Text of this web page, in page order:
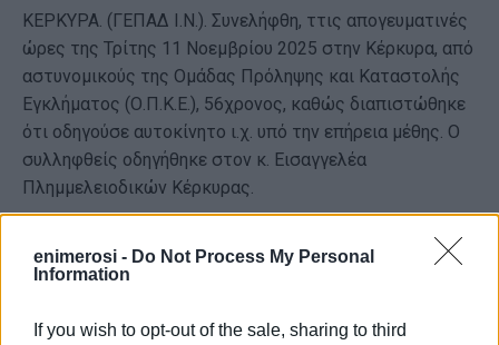
enimerosi - Do Not Process My Personal
Information
If you wish to opt-out of the sale, sharing to third
ΚΕΡΚΥΡΑ. (ΓΕΠΑΔ Ι.Ν.). Συνελήφθη, ττις απογευματινές
ώρες της Τρίτης 11 Νοεμβρίου 2025 στην Κέρκυρα, από
αστυνομικούς της Ομάδας Πρόληψης και Καταστολής
Εγκλήματος (Ο.Π.Κ.Ε.), 56χρονος, καθώς διαπιστώθηκε
ότι οδηγούσε αυτοκίνητο ι.χ. υπό την επήρεια μέθης. Ο
συλληφθείς οδηγήθηκε στον κ. Εισαγγελέα
Πλημμελειοδικών Κέρκυρας.